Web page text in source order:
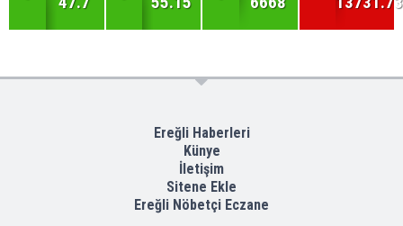
Ereğli Haberleri
Künye
İletişim
Sitene Ekle
Ereğli Nöbetçi Eczane